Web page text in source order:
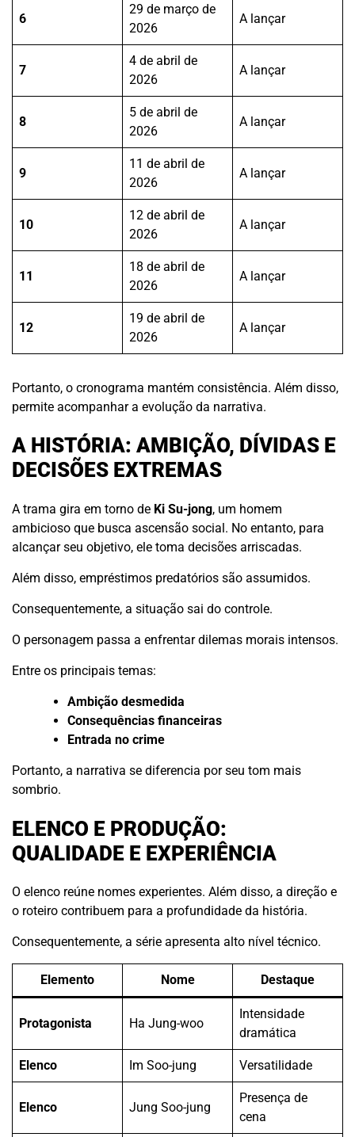
6
29 de março de
2026
A lançar
7
4 de abril de
2026
A lançar
8
5 de abril de
2026
A lançar
9
11 de abril de
2026
A lançar
10
12 de abril de
2026
A lançar
11
18 de abril de
2026
A lançar
12
19 de abril de
2026
A lançar
Portanto, o cronograma mantém consistência. Além disso,
permite acompanhar a evolução da narrativa.
A HISTÓRIA: AMBIÇÃO, DÍVIDAS E
DECISÕES EXTREMAS
A trama gira em torno de Ki Su-jong, um homem
ambicioso que busca ascensão social. No entanto, para
alcançar seu objetivo, ele toma decisões arriscadas.
Além disso, empréstimos predatórios são assumidos.
Consequentemente, a situação sai do controle.
O personagem passa a enfrentar dilemas morais intensos.
Entre os principais temas:
Ambição desmedida
Consequências financeiras
Entrada no crime
Portanto, a narrativa se diferencia por seu tom mais
sombrio.
ELENCO E PRODUÇÃO:
QUALIDADE E EXPERIÊNCIA
O elenco reúne nomes experientes. Além disso, a direção e
o roteiro contribuem para a profundidade da história.
Consequentemente, a série apresenta alto nível técnico.
Elemento Nome Destaque
Protagonista Ha Jung-woo
Intensidade
dramática
Elenco Im Soo-jung Versatilidade
Elenco Jung Soo-jung
Presença de
cena